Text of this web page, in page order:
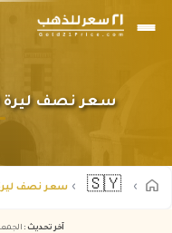
سعر نصف ليرة
🇸🇾 سعر نصف ليرة
آخر تحديث : الجمعة